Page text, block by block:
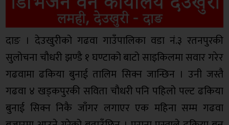
दाङ । देउखुरीको गढवा गाउँपालिका वडा नं.३ रतनपुरकी
सुलोचना चौधरी झण्डै १ घण्टाको बाटो साइकिलमा सवार गरेर
गढवामा ढकिया बुनाई तालिम सिक्न जान्छिन । उनी जस्तै
गढवा ४ खड्कपुरकी सविता चौधरी पनि पहिलो पल्ट ढकिया
बुनाई सिक्न निकै जाँगर लगाएर एक महिना सम्म गढवा